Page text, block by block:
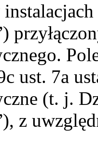
ust. 7a
(t. j.
z